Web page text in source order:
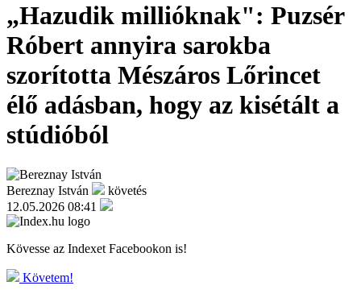
„Hazudik millióknak": Puzsér
Róbert annyira sarokba
szorította Mészáros Lőrincet
élő adásban, hogy az kisétált a
stúdióból
Bereznay István
követés
12.05.2026 08:41
Kövesse az Indexet Facebookon is!
Követem!